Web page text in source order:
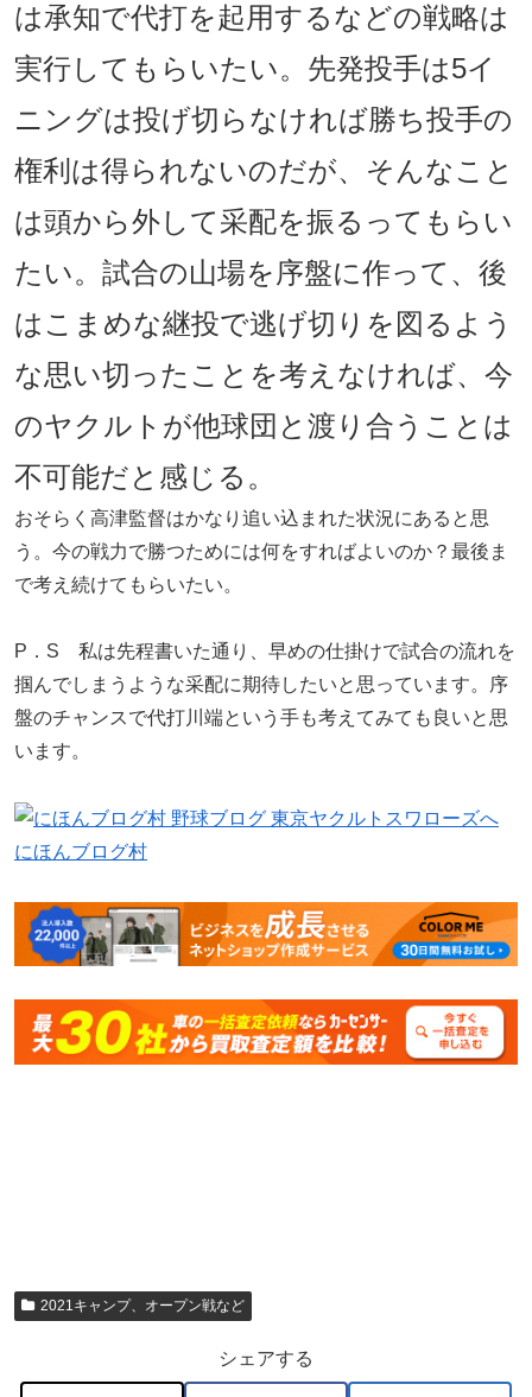
は承知で代打を起用するなどの戦略は
実行してもらいたい。先発投手は5イ
ニングは投げ切らなければ勝ち投手の
権利は得られないのだが、そんなこと
は頭から外して采配を振るってもらい
たい。試合の山場を序盤に作って、後
はこまめな継投で逃げ切りを図るよう
な思い切ったことを考えなければ、今
のヤクルトが他球団と渡り合うことは
不可能だと感じる。
おそらく高津監督はかなり追い込まれた状況にあると思
う。今の戦力で勝つためには何をすればよいのか？最後ま
で考え続けてもらいたい。
P．S 私は先程書いた通り、早めの仕掛けで試合の流れを
掴んでしまうような采配に期待したいと思っています。序
盤のチャンスで代打川端という手も考えてみても良いと思
います。
にほんブログ村
2021キャンプ、オープン戦など
シェアする